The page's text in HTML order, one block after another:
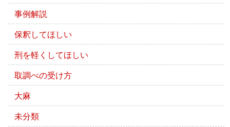
事例解説
保釈してほしい
刑を軽くしてほしい
取調べの受け方
大麻
未分類